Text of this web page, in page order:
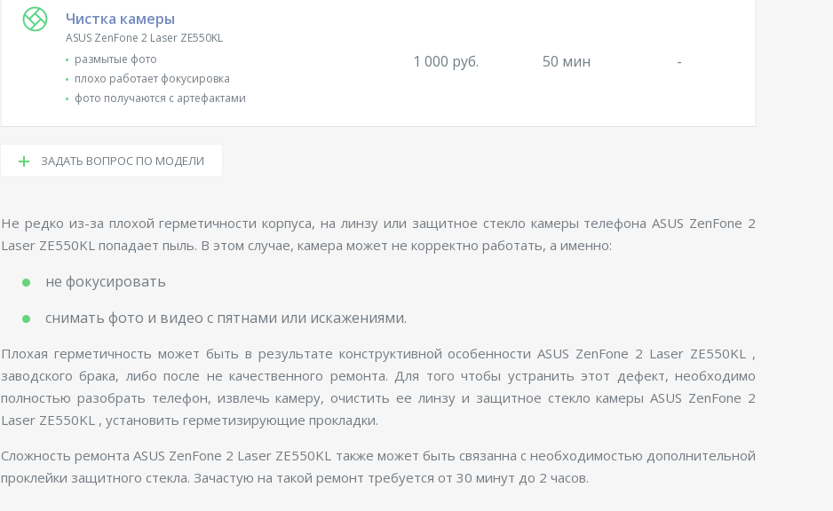
Чистка камеры
ASUS ZenFone 2 Laser ZE550KL
размытые фото
плохо работает фокусировка
фото получаются с артефактами
1 000 руб. 50 мин -
ЗАДАТЬ ВОПРОС ПО МОДЕЛИ
Не редко из-за плохой герметичности корпуса, на линзу или защитное стекло камеры телефона ASUS ZenFone 2
Laser ZE550KL попадает пыль. В этом случае, камера может не корректно работать, а именно:
не фокусировать
снимать фото и видео с пятнами или искажениями.
Плохая герметичность может быть в результате конструктивной особенности ASUS ZenFone 2 Laser ZE550KL ,
заводского брака, либо после не качественного ремонта. Для того чтобы устранить этот дефект, необходимо
полностью разобрать телефон, извлечь камеру, очистить ее линзу и защитное стекло камеры ASUS ZenFone 2
Laser ZE550KL , установить герметизирующие прокладки.
Сложность ремонта ASUS ZenFone 2 Laser ZE550KL также может быть связанна с необходимостью дополнительной
проклейки защитного стекла. Зачастую на такой ремонт требуется от 30 минут до 2 часов.